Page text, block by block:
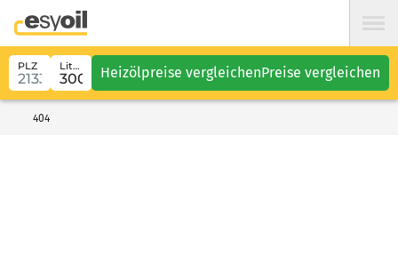
PLZ Liter Heizölpreise vergleichenPreise vergleichen
404